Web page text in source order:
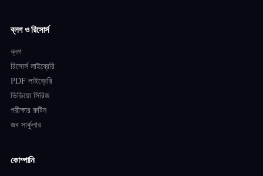
ব্লগ ও রিসোর্স
ব্লগ
রিসোর্স লাইব্রেরি
PDF লাইব্রেরি
ভিডিয়ো সিরিজ
পরীক্ষার রুটিন
জব সার্কুলার
কোম্পানি